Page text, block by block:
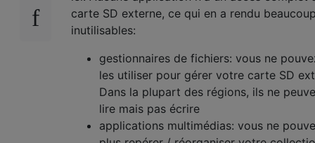
carte SD externe, ce qui en a rendu
inutilisables:
gestionnaires de fichiers: vous ne
les utiliser pour gérer votre carte SD
Dans la plupart des régions, ils ne
lire mais pas écrire
applications multimédias: vous ne